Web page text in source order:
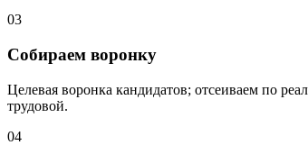
03
Собираем воронку
Целевая воронка кандидатов; отсеиваем по
трудовой.
04